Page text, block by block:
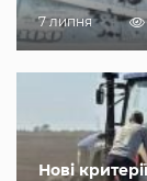
7 липня
Нові